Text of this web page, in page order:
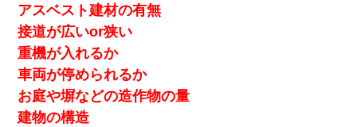
アスベスト建材の有無
接道が広いor狭い
重機が入れるか
車両が停められるか
お庭や塀などの造作物の量
建物の構造